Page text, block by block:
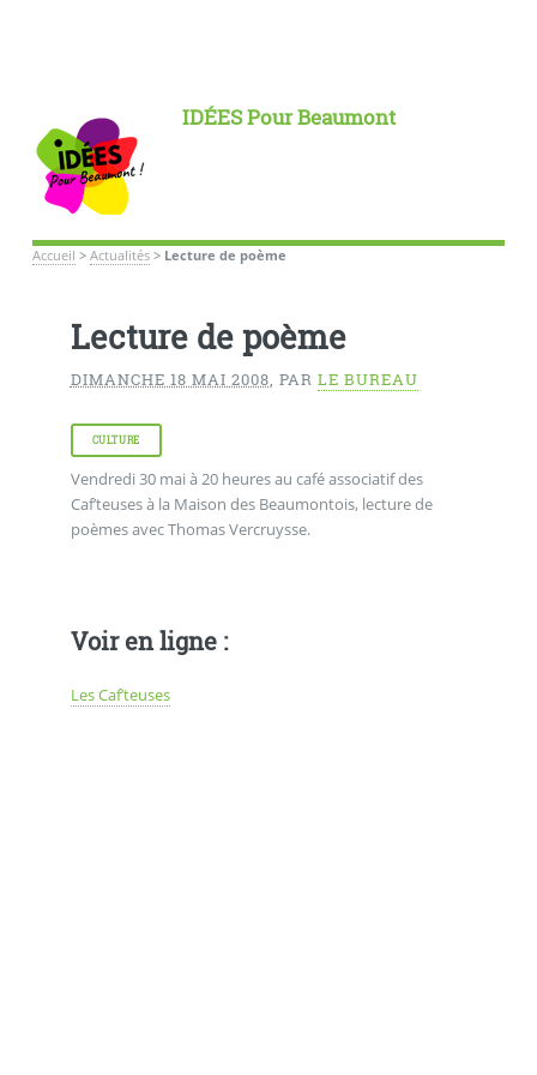
IDÉES Pour Beaumont
Accueil > Actualités> Lecture de poème
Lecture de poème
DIMANCHE 18 MAI 2008, PAR LE BUREAU
CULTURE
Vendredi 30 mai à 20 heures au café associatif des
Caf’teuses à la Maison des Beaumontois, lecture de
poèmes avec Thomas Vercruysse.
Voir en ligne :
Les Caf’teuses